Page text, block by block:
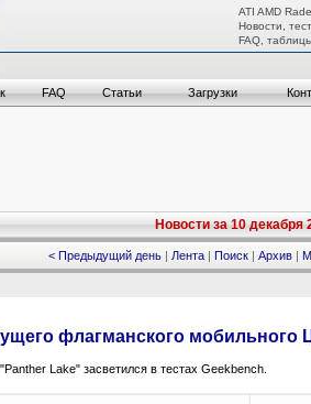
ATI AMD
Новости,
FAQ,
FAQ Статьи Загрузки
Новости за 10 декабря
< Предыдущий день | Лента | Поиск | Архив |
флагманского мобильного
Lake" засветился в тестах Geekbench.